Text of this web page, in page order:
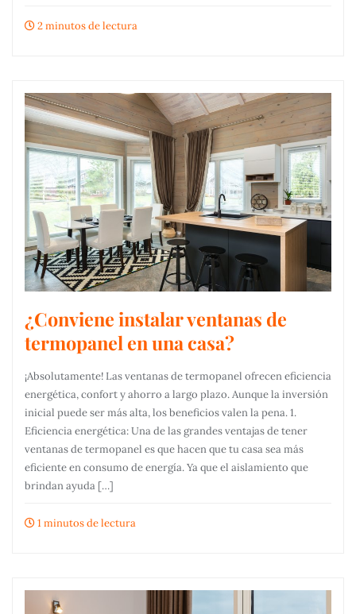
2 minutos de lectura
¿Conviene instalar ventanas de
termopanel en una casa?
¡Absolutamente! Las ventanas de termopanel ofrecen eficiencia
energética, confort y ahorro a largo plazo. Aunque la inversión
inicial puede ser más alta, los beneficios valen la pena. 1.
Eficiencia energética: Una de las grandes ventajas de tener
ventanas de termopanel es que hacen que tu casa sea más
eficiente en consumo de energía. Ya que el aislamiento que
brindan ayuda […]
1 minutos de lectura